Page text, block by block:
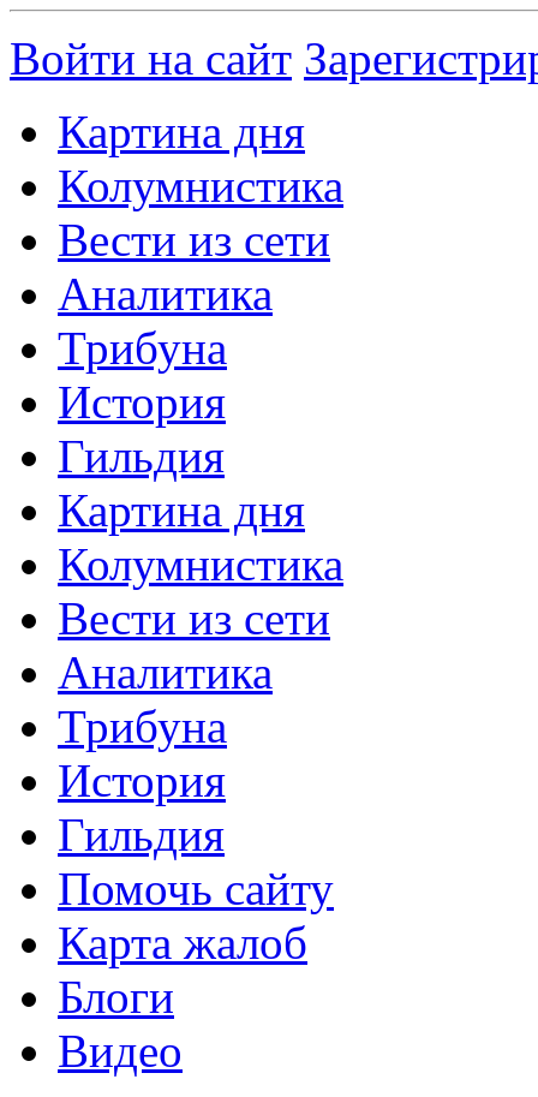
Войти на сайт
Картина дня
Колумнистика
Вести из сети
Аналитика
Трибуна
История
Гильдия
Картина дня
Колумнистика
Вести из сети
Аналитика
Трибуна
История
Гильдия
Помочь сайту
Карта жалоб
Блоги
Видео